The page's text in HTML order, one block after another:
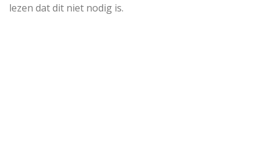
lezen dat dit niet nodig is.